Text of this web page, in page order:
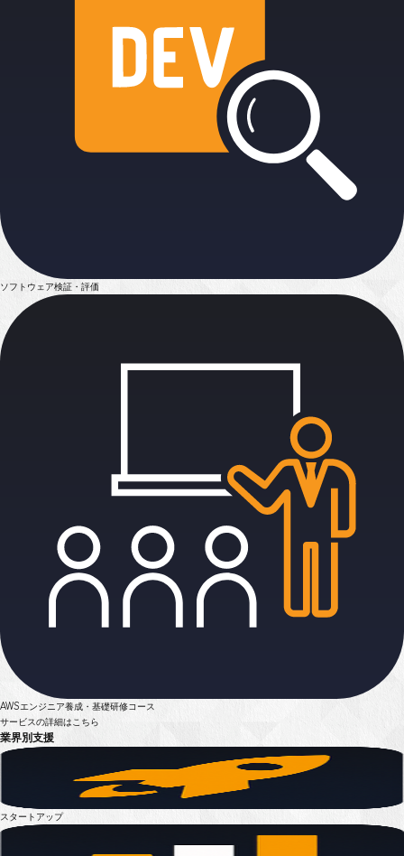
ソフトウェア検証・評価
AWSエンジニア養成・基礎研修コース
サービスの詳細はこちら
業界別支援
スタートアップ